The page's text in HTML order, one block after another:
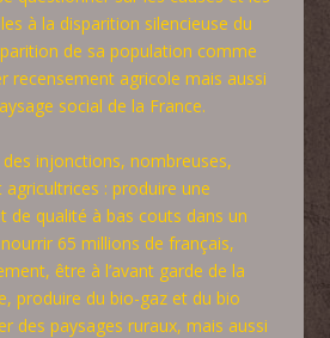
à la disparition silencieuse du
de sa population comme
recensement agricole mais aussi
social de la France.
des injonctions, nombreuses,
: produire une
de qualité à bas couts dans un
65 millions de français,
être à l’avant garde de la
produire du bio-gaz et du bio
des paysages ruraux, mais aussi